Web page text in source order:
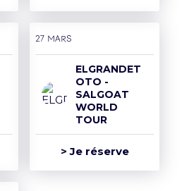
27 mars
ELGRANDET
OTO -
SALGOAT
WORLD
TOUR
> Je réserve